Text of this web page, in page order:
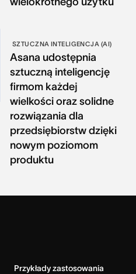
SZTUCZNA INTELIGENCJA (AI)
Asana udostępnia
sztuczną inteligencję
firmom każdej
wielkości oraz solidne
rozwiązania dla
przedsiębiorstw dzięki
nowym poziomom
produktu
Przykłady zastosowania